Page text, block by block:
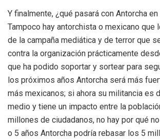
Y finalmente, ¿qué pasará con Antorcha
Tampoco hay antorchista o mexicano que
de la campaña mediática y de terror que
contra la organización prácticamente
que ha podido soportar y sortear para
los próximos años Antorcha será más
más mexicanos; si ahora su militancia es
medio y tiene un impacto entre la
millones de ciudadanos, no hay por qué
o 5 años Antorcha podría rebasar los 5